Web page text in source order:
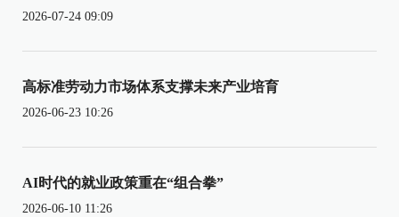
2026-07-24 09:09
高标准劳动力市场体系支撑未来产业培育
2026-06-23 10:26
AI时代的就业政策重在“组合拳”
2026-06-10 11:26